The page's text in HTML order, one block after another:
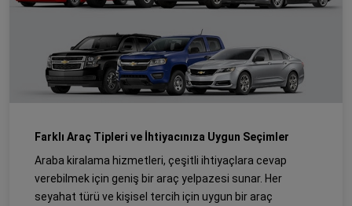
Farklı Araç Tipleri ve İhtiyacınıza Uygun Seçimler
Araba kiralama hizmetleri, çeşitli ihtiyaçlara cevap
verebilmek için geniş bir araç yelpazesi sunar. Her
seyahat türü ve kişisel tercih için uygun bir araç